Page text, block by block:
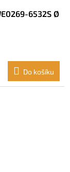
6532S Ø
Do košíku